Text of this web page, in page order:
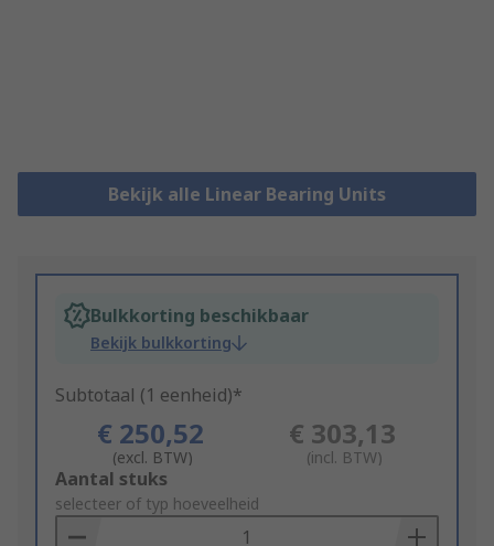
Bekijk alle Linear Bearing Units
Bulkkorting beschikbaar
Bekijk bulkkorting
Subtotaal (1 eenheid)*
€ 250,52
(excl. BTW)
€ 303,13
(incl. BTW)
Add
to
Basket
Aantal stuks
selecteer of typ hoeveelheid